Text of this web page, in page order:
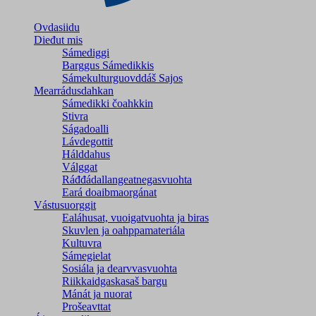
Ovdasiidu
Dieđut mis
Sámediggi
Barggus Sámedikkis
Sámekulturguovddáš Sajos
Mearrádusdahkan
Sámedikki čoahkkin
Stivra
Ságadoalli
Lávdegottit
Hálddahus
Válggat
Ráđđádallangeatnegas­vuohta
Eará doaibmaorgánat
Vástusuorggit
Ealáhusat, vuoigatvuohta ja biras
Skuvlen ja oahppamateriála
Kultuvra
Sámegielat
Sosiála ja dearvvasvuohta
Riikkaidgaskasaš bargu
Mánát ja nuorat
Prošeavttat